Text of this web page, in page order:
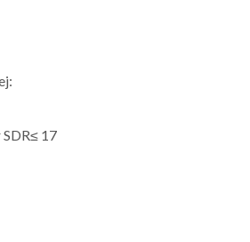
17